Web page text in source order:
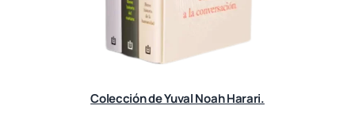
Colección de Yuval Noah Harari.